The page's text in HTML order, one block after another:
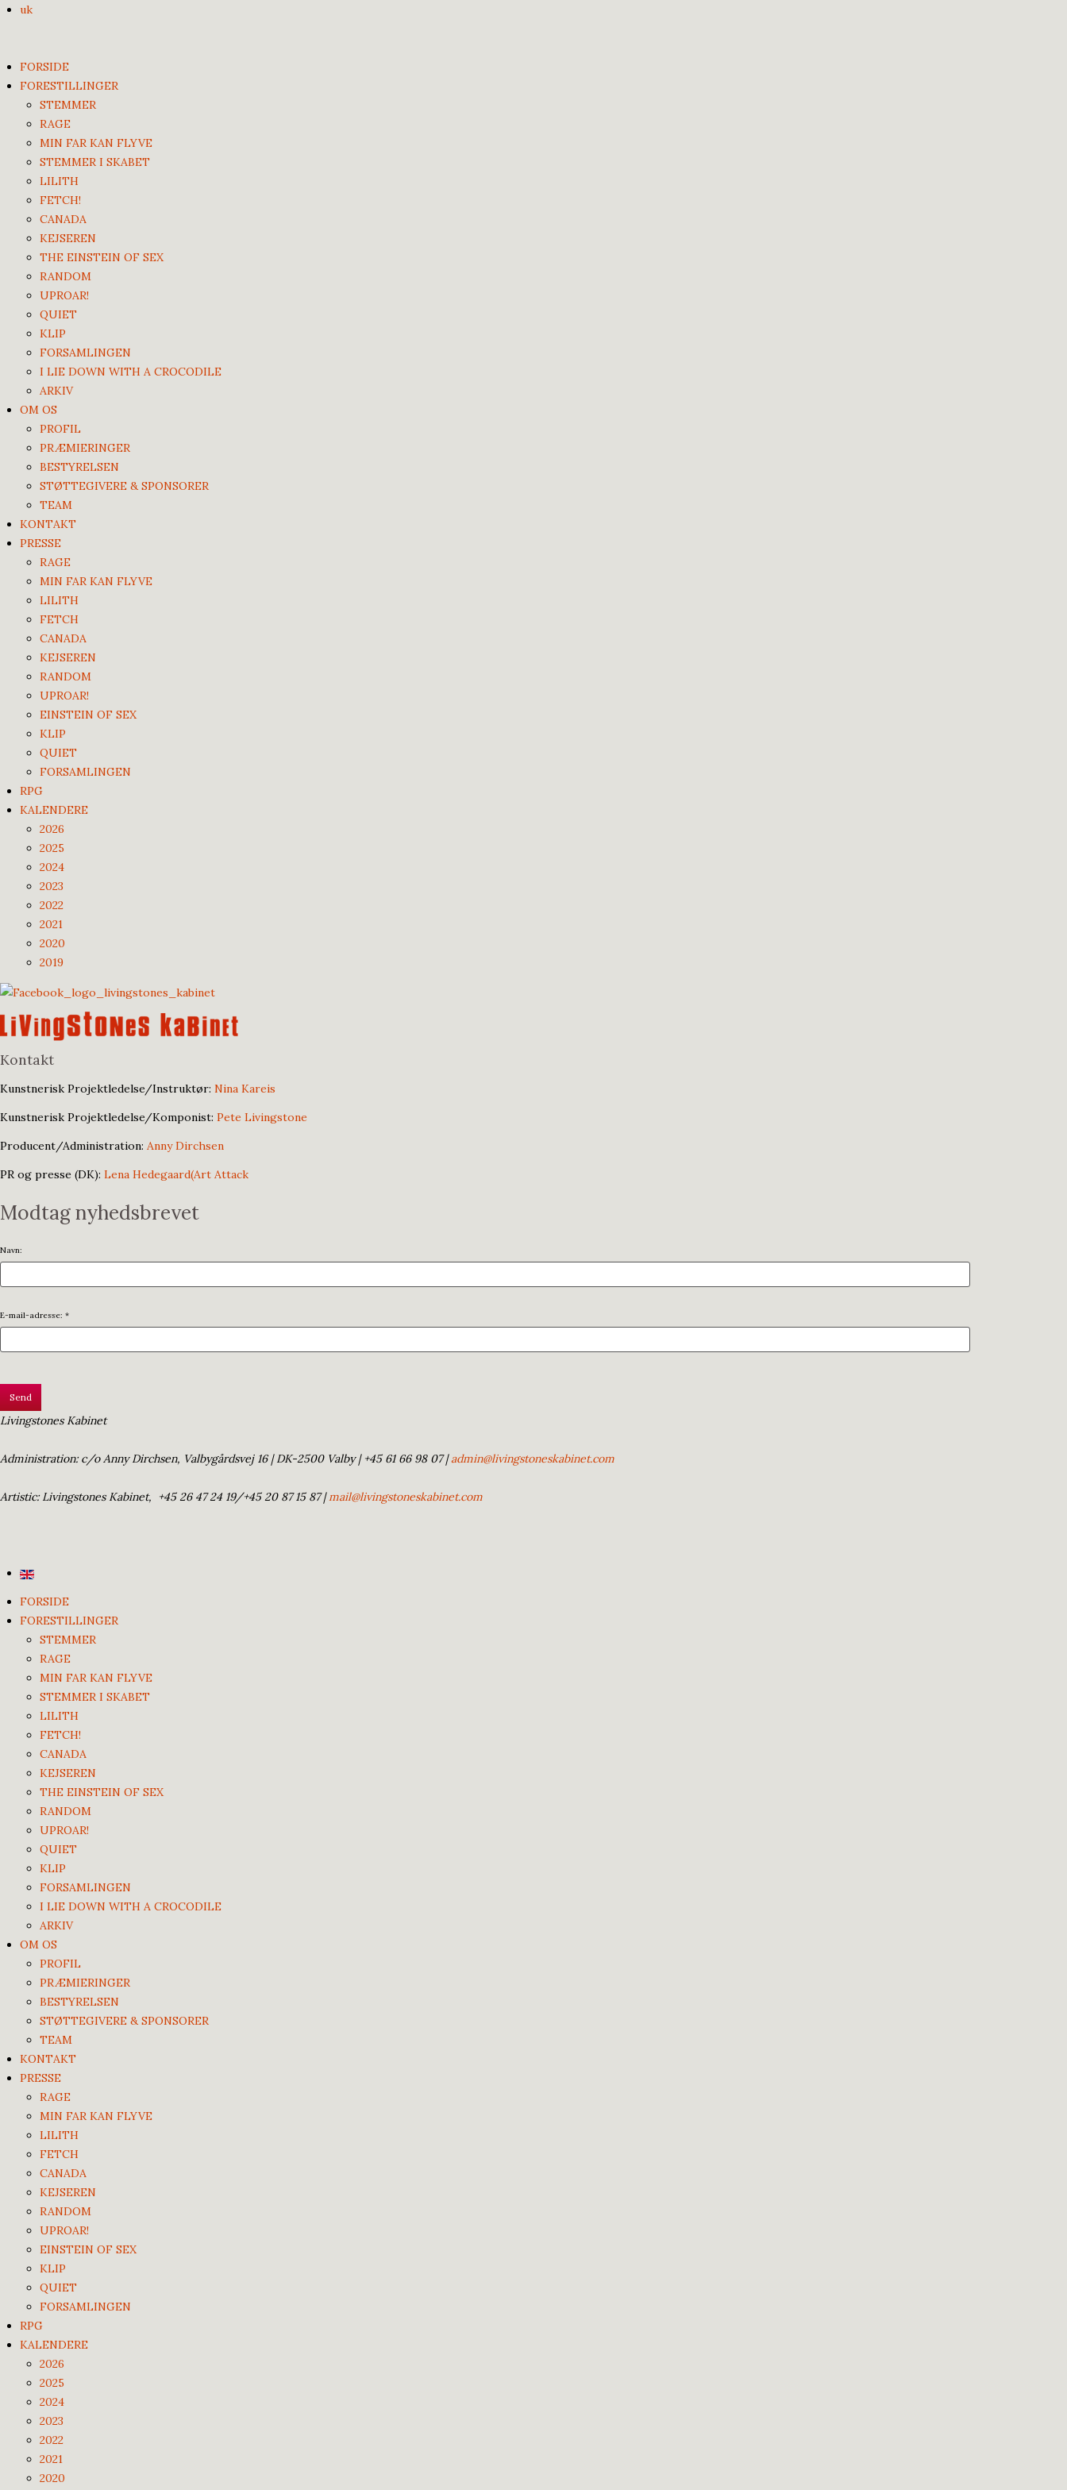
uk
FORSIDE
FORESTILLINGER
STEMMER
RAGE
MIN FAR KAN FLYVE
STEMMER I SKABET
LILITH
FETCH!
CANADA
KEJSEREN
THE EINSTEIN OF SEX
RANDOM
UPROAR!
QUIET
KLIP
FORSAMLINGEN
I LIE DOWN WITH A CROCODILE
ARKIV
OM OS
PROFIL
PRÆMIERINGER
BESTYRELSEN
STØTTEGIVERE & SPONSORER
TEAM
KONTAKT
PRESSE
RAGE
MIN FAR KAN FLYVE
LILITH
FETCH
CANADA
KEJSEREN
RANDOM
UPROAR!
EINSTEIN OF SEX
KLIP
QUIET
FORSAMLINGEN
RPG
KALENDERE
2026
2025
2024
2023
2022
2021
2020
2019
Kontakt
Kunstnerisk Projektledelse/Instruktør: Nina Kareis
Kunstnerisk Projektledelse/Komponist: Pete Livingstone
Producent/Administration: Anny Dirchsen
PR og presse (DK): Lena Hedegaard(Art Attack
Modtag nyhedsbrevet
Navn:
E-mail-adresse: *
Livingstones Kabinet
Administration: c/o Anny Dirchsen, Valbygårdsvej 16 | DK-2500 Valby | +45 61 66 98 07 |admin@livingstoneskabinet.com
Artistic: Livingstones Kabinet, +45 26 47 24 19/+45 20 87 15 87|mail@livingstoneskabinet.com
FORSIDE
FORESTILLINGER
STEMMER
RAGE
MIN FAR KAN FLYVE
STEMMER I SKABET
LILITH
FETCH!
CANADA
KEJSEREN
THE EINSTEIN OF SEX
RANDOM
UPROAR!
QUIET
KLIP
FORSAMLINGEN
I LIE DOWN WITH A CROCODILE
ARKIV
OM OS
PROFIL
PRÆMIERINGER
BESTYRELSEN
STØTTEGIVERE & SPONSORER
TEAM
KONTAKT
PRESSE
RAGE
MIN FAR KAN FLYVE
LILITH
FETCH
CANADA
KEJSEREN
RANDOM
UPROAR!
EINSTEIN OF SEX
KLIP
QUIET
FORSAMLINGEN
RPG
KALENDERE
2026
2025
2024
2023
2022
2021
2020